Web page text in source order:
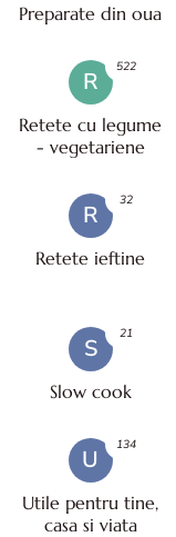
Preparate din oua
R
Retete cu legume
- vegetariene
522
R
Retete ieftine
32
S
Slow cook
21
U
Utile pentru tine,
casa si viata
134